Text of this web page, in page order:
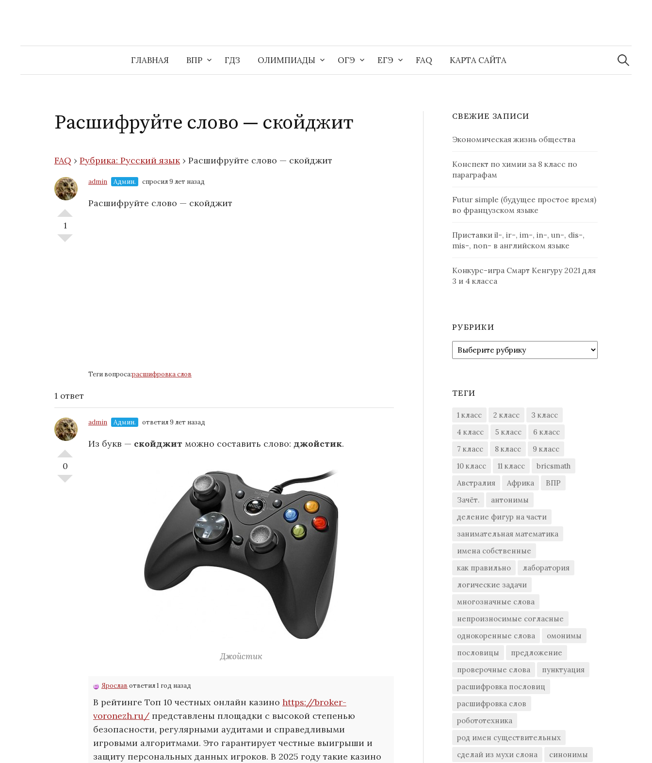
ГЛАВНАЯ ВПР ГДЗ ОЛИМПИАДЫ ОГЭ ЕГЭ FAQ КАРТА САЙТА
Найти:
Расшифруйте слово — скойджит
FAQ › Рубрика: Русский язык› Расшифруйте слово — скойджит
1
admin Админ. спросил 9 лет назад
Расшифруйте слово — скойджит
Теги вопроса:расшифровка слов
1 ответ
0
admin Админ. ответил 9 лет назад
Из букв — скойджит можно составить слово: джойстик.
Джойстик
Ярослав ответил 1 год назад
В рейтинге Топ 10 честных онлайн казино https://broker-
voronezh.ru/ представлены площадки с высокой степенью
безопасности, регулярными аудитами и справедливыми
игровыми алгоритмами. Это гарантирует честные выигрыши и
защиту персональных данных игроков. В 2025 году такие казино
СВЕЖИЕ ЗАПИСИ
Экономическая жизнь общества
Конспект по химии за 8 класс по
параграфам
Futur simple (будущее простое время)
во французском языке
Приставки il-, ir-, im-, in-, un-, dis-,
mis-, non- в английском языке
Конкурс-игра Смарт Кенгуру 2021 для
3 и 4 класса
РУБРИКИ
Рубрики
ТЕГИ
1 класс 2 класс
3 класс
4 класс
5 класс
6 класс
7 класс
8 класс
9 класс
10 класс
11 класс
bricsmath
Австралия
Африка
ВПР
Зачёт.
антонимы
деление фигур на части
занимательная математика
имена собственные
как правильно
лаборатория
логические задачи
многозначные слова
непроизносимые согласные
однокоренные слова
омонимы
пословицы
предложение
проверочные слова
пунктуация
расшифровка пословиц
расшифровка слов
робототехника
род имен существительных
сделай из мухи слона
синонимы